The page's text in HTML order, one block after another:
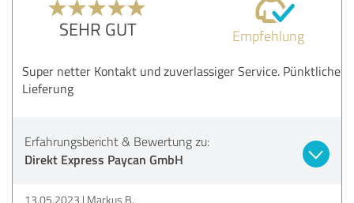
SEHR GUT Empfehlung
Super netter Kontakt und zuverlassiger Service. Pünktliche
Lieferung
Erfahrungsbericht & Bewertung zu:
Direkt Express Paycan GmbH
13.05.2023 Markus B.